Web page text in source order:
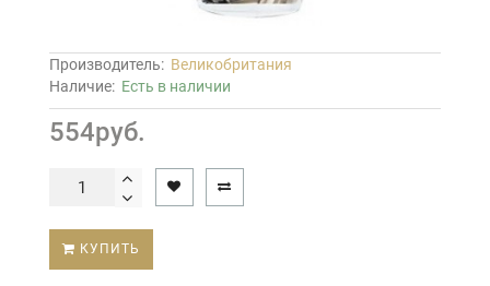
Производитель: Великобритания
Наличие: Есть в наличии
554руб.
КУПИТЬ